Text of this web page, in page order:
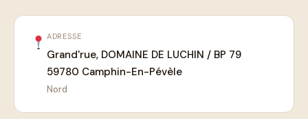
ADRESSE
Grand'rue, DOMAINE DE LUCHIN / BP 79
59780 Camphin-En-Pévèle
Nord